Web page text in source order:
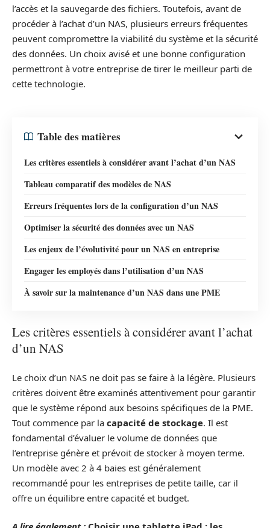
l’accès et la sauvegarde des fichiers. Toutefois, avant de
procéder à l’achat d’un NAS, plusieurs erreurs fréquentes
peuvent compromettre la viabilité du système et la sécurité
des données. Un choix avisé et une bonne configuration
permettront à votre entreprise de tirer le meilleur parti de
cette technologie.
Table des matières
Les critères essentiels à considérer avant l’achat d’un NAS
Tableau comparatif des modèles de NAS
Erreurs fréquentes lors de la configuration d’un NAS
Optimiser la sécurité des données avec un NAS
Les enjeux de l’évolutivité pour un NAS en entreprise
Engager les employés dans l’utilisation d’un NAS
À savoir sur la maintenance d’un NAS dans une PME
Les critères essentiels à considérer avant l’achat
d’un NAS
Le choix d’un NAS ne doit pas se faire à la légère. Plusieurs
critères doivent être examinés attentivement pour garantir
que le système répond aux besoins spécifiques de la PME.
Tout commence par la capacité de stockage. Il est
fondamental d’évaluer le volume de données que
l’entreprise génère et prévoit de stocker à moyen terme.
Un modèle avec 2 à 4 baies est généralement
recommandé pour les entreprises de petite taille, car il
offre un équilibre entre capacité et budget.